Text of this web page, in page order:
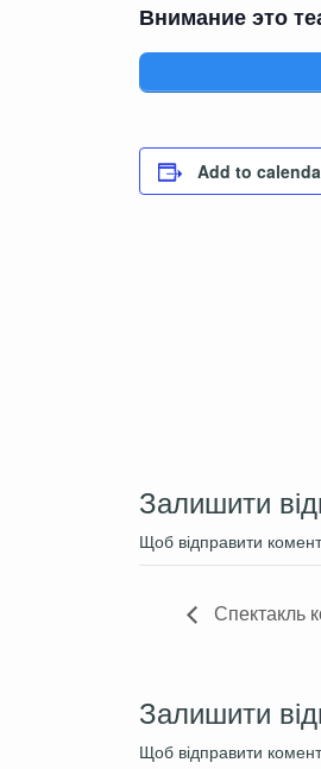
Внимание это
Add to
Залишити
Щоб відправити
Спектакль
Залишити
Щоб відправити